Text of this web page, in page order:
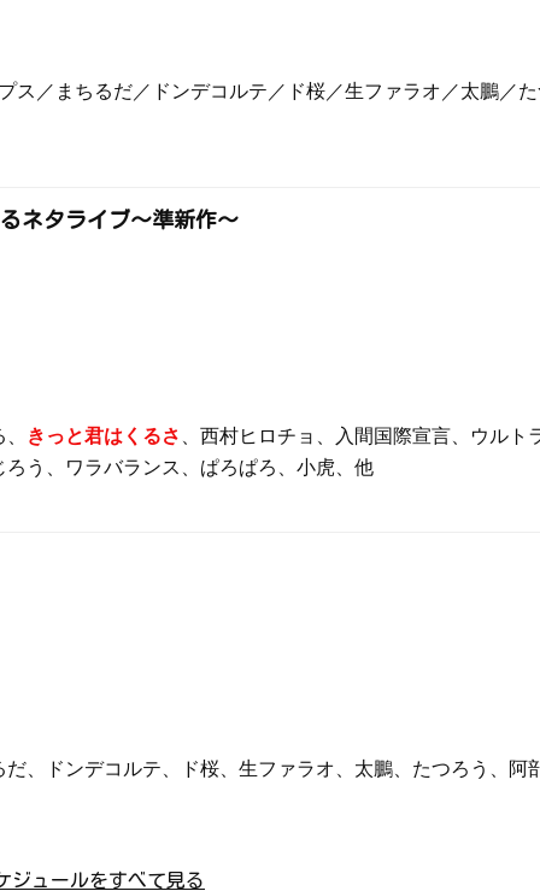
ス／まちるだ／ドンデコルテ／ド桜／生ファラオ／太鵬／
ネタライブ～準新作～
きっと君はくるさ
、西村ヒロチョ、入間国際宣言、ウル
う、ワラバランス、ぱろぱろ、小虎、他
、ドンデコルテ、ド桜、生ファラオ、太鵬、たつろう、阿
ジュールをすべて見る